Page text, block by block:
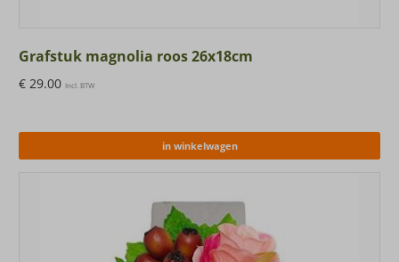
Grafstuk magnolia roos 26x18cm
€ 29.00 Incl. BTW
in winkelwagen